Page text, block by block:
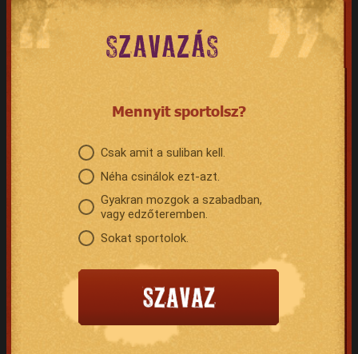
SZAVAZÁS
Mennyit sportolsz?
Csak amit a suliban kell.
Néha csinálok ezt-azt.
Gyakran mozgok a szabadban,
vagy edzőteremben.
Sokat sportolok.